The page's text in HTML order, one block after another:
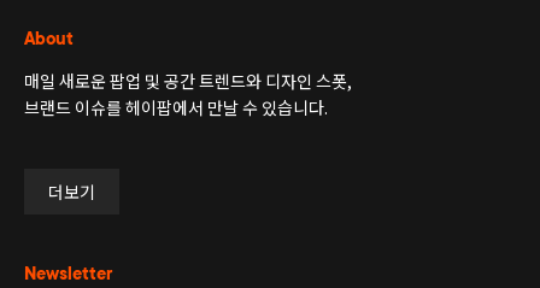
About
매일 새로운 팝업 및 공간 트렌드와 디자인 스폿,
브랜드 이슈를 헤이팝에서 만날 수 있습니다.
더보기
Newsletter